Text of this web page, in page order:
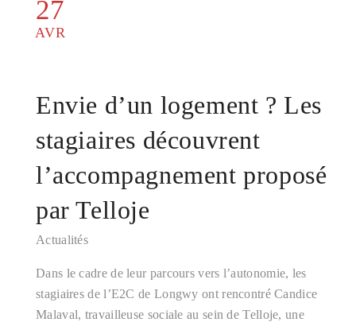
27
AVR
Envie d’un logement ? Les
stagiaires découvrent
l’accompagnement proposé
par Telloje
Actualités
Dans le cadre de leur parcours vers l’autonomie, les
stagiaires de l’E2C de Longwy ont rencontré Candice
Malaval, travailleuse sociale au sein de Telloje, une